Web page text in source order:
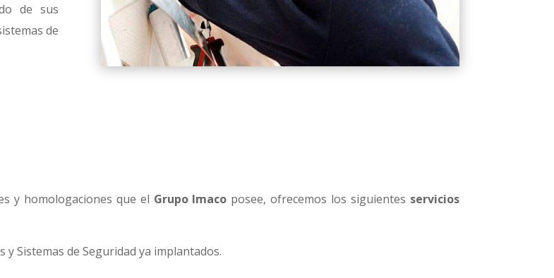
de sus
de
y homologaciones que el Grupo Imaco posee, ofrecemos los siguientes servicios
Sistemas de Seguridad ya implantados.